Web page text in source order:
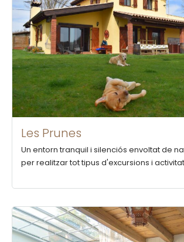
Les Prunes
Un entorn tranquil i silenciós envoltat de
per realitzar tot tipus d'excursions i